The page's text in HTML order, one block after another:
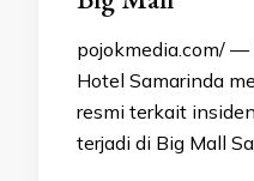
pojokmedia.com/ —
Hotel Samarinda
resmi terkait
terjadi di Big Mall